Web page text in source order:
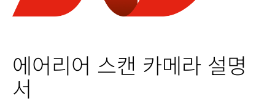
에어리어 스캔 카메라 설명
서